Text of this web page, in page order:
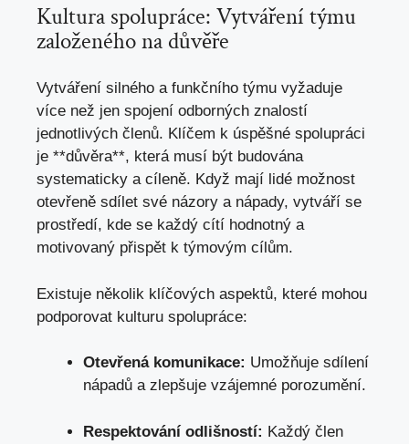
Kultura spolupráce: Vytváření týmu
založeného na důvěře
Vytváření silného a funkčního týmu vyžaduje
více než jen spojení odborných znalostí
jednotlivých členů. Klíčem k úspěšné spolupráci
je **důvěra**, která musí být budována
systematicky a cíleně. Když mají lidé možnost
otevřeně sdílet své názory a nápady, vytváří se
prostředí, kde se každý cítí hodnotný a
motivovaný přispět k týmovým cílům.
Existuje několik klíčových aspektů, které mohou
podporovat kulturu spolupráce:
Otevřená komunikace: Umožňuje sdílení
nápadů a zlepšuje vzájemné porozumění.
Respektování odlišností: Každý člen